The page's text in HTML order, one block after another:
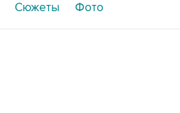
Сюжеты Фото